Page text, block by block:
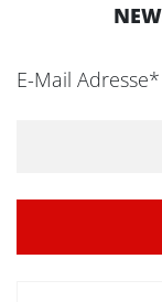
E-Mail Adresse*